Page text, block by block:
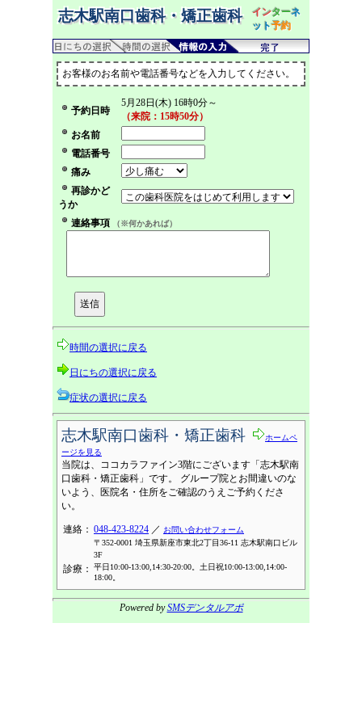
志木駅南口歯科・矯正歯科 インターネ
ット予約
お客様のお名前や電話番号などを入力してください。
予約日時
5月28日(木) 16時0分～
（来院：15時50分）
お名前
電話番号
痛み
再診かど
うか
連絡事項
（※何かあれば）
時間の選択に戻る
日にちの選択に戻る
症状の選択に戻る
志木駅南口歯科・矯正歯科
ホームペ
ージを見る
当院は、ココカラファイン3階にございます「志木駅南
口歯科・矯正歯科」です。 グループ院とお間違いのな
いよう、医院名・住所をご確認のうえご予約くださ
い。
連絡： 048-423-8224 ／ お問い合わせフォーム
〒352-0001 埼玉県新座市東北2丁目36-11 志木駅南口ビル
3F
診療：
平日10:00-13:00,14:30-20:00。土日祝10:00-13:00,14:00-
18:00。
Powered bySMSデンタルアポ